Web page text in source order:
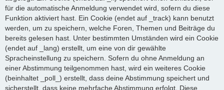
für die automatische Anmeldung verwendet wird, sofern du diese
Funktion aktiviert hast. Ein Cookie (endet auf _track) kann benutzt
werden, um zu speichern, welche Foren, Themen und Beiträge du
bereits gelesen hast. Unter bestimmten Umständen wird ein Cookie
(endet auf _lang) erstellt, um eine von dir gewählte
Spracheinstellung zu speichern. Sofern du ohne Anmeldung an
einer Abstimmung teilgenommen hast, wird ein weiteres Cookie
(beinhaltet _poll_) erstellt, dass deine Abstimmung speichert und
sicherstellt, dass keine mehrfache Abstimmung erfolgt. Diese